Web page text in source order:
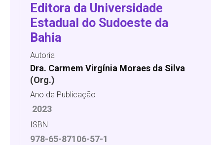
Editora da Universidade
Estadual do Sudoeste da
Bahia
Autoria
Dra. Carmem Virgínia Moraes da Silva
(Org.)
Ano de Publicação
2023
ISBN
978-65-87106-57-1